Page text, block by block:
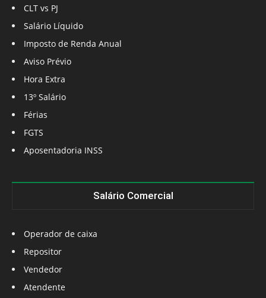
CLT vs PJ
Salário Líquido
Imposto de Renda Anual
Aviso Prévio
Hora Extra
13º Salário
Férias
FGTS
Aposentadoria INSS
Salário Comercial
Operador de caixa
Repositor
Vendedor
Atendente